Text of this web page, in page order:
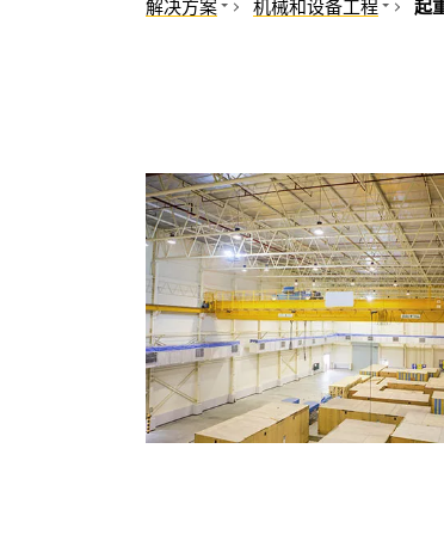
解决方案
公共电网
移动发电
船舶和港口
铁路
电动汽车
数据中心
采矿
机械和设备工程
机器人和焊接技术
感应型加热
机械工程的其他部门
起